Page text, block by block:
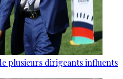
plusieurs dirigeants influents